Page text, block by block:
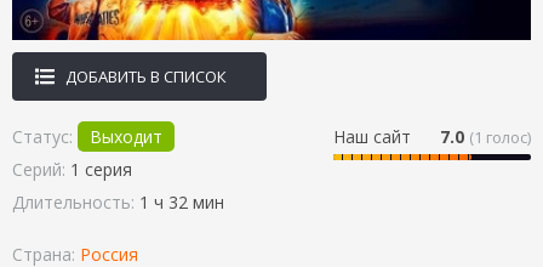
ДОБАВИТЬ В СПИСОК
Наш сайт 7.0 (1 голос)
Статус:
Выходит
Серий: 1 серия
Длительность: 1 ч 32 мин
Страна: Россия